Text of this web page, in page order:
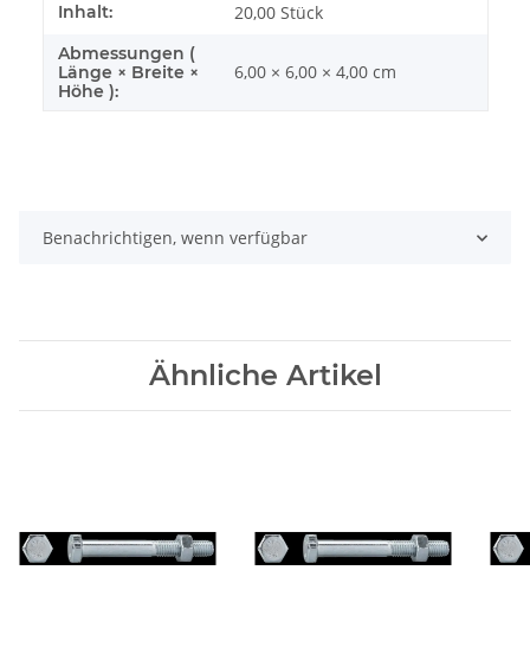
Inhalt: 20,00 Stück
Abmessungen (
Länge × Breite ×
Höhe ):
6,00 × 6,00 × 4,00 cm
Benachrichtigen, wenn verfügbar
Ähnliche Artikel